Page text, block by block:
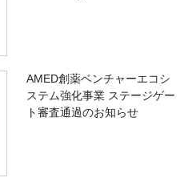
AMED創薬ベンチャーエコシ
ステム強化事業 ステージゲー
ト審査通過のお知らせ